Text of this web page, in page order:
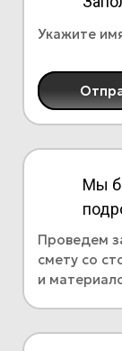
Укажите
Мы
Проведем
смету со
и